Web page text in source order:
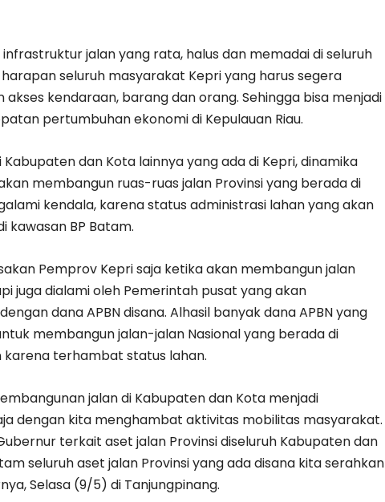
jalan yang rata, halus dan memadai di seluruh
seluruh masyarakat Kepri yang harus segera
kendaraan, barang dan orang. Sehingga bisa menjadi
pertumbuhan ekonomi di Kepulauan Riau.
dan Kota lainnya yang ada di Kepri, dinamika
membangun ruas-ruas jalan Provinsi yang berada di
kendala, karena status administrasi lahan yang akan
kawasan BP Batam.
Pemprov Kepri saja ketika akan membangun jalan
juga dialami oleh Pemerintah pusat yang akan
dana APBN disana. Alhasil banyak dana APBN yang
membangun jalan-jalan Nasional yang berada di
karena terhambat status lahan.
jalan di Kabupaten dan Kota menjadi
dengan kita menghambat aktivitas mobilitas masyarakat.
terkait aset jalan Provinsi diseluruh Kabupaten dan
seluruh aset jalan Provinsi yang ada disana kita serahkan
Selasa (9/5) di Tanjungpinang.